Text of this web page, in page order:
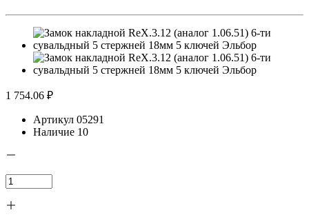
1 754.06 ₽
Артикул 05291
Наличие 10